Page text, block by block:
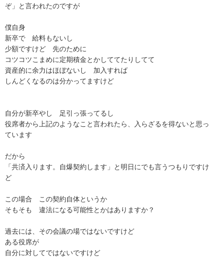
ぞ」と言われたのですが
僕自身
新卒で　給料もないし
少額ですけど　先のために
コツコツこまめに定期積金とかしててたりしてて
資産的に余力はほぼないし　加入すれば
しんどくなるのは分かってますけど
自分が新卒やし　足引っ張ってるし
役席者から上記のようなこと言われたら、入らざるを得ないと思っ
ています
だから
「共済入ります。自爆契約します」と明日にでも言うつもりですけ
ど
この場合　この契約自体というか
そもそも　違法になる可能性とかはありますか？
過去には、その会議の場ではないですけど
ある役席が
自分に対してではないですけど